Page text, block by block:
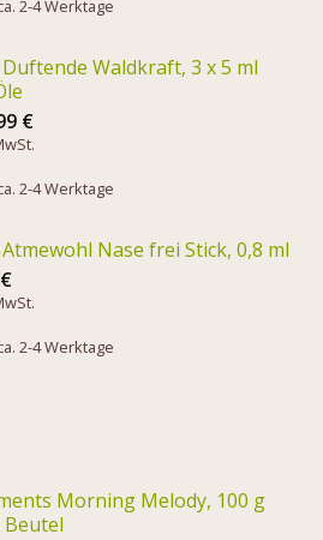
2-4 Werktage
Waldkraft, 3 x 5 ml
€
2-4 Werktage
Nase frei Stick, 0,8 ml
€
2-4 Werktage
Morning Melody, 100 g